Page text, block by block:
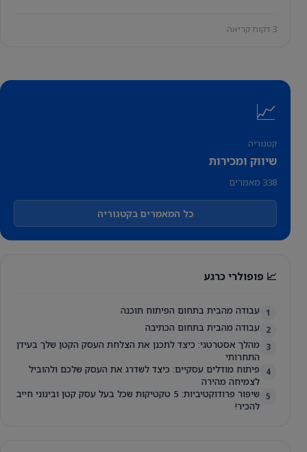
3 דקות קריאה
📈
קטגוריה
שיווק ומכירות
338 מאמרים
כל המאמרים בקטגוריה
📈 פופולרי כרגע
1 עבודה מהבית בתחום הפיתוח תוכנה
2 עבודה מהבית בתחום הכתיבה
3
מהלך אסטרטגי: כיצד לתכנן את הצלחת העסק הקטן שלך בעידן
התחרותי
4
פיתוח מודלים עסקיים: כיצד לשדרג את העסק שלכם ולהוביל
לצמיחה מהירה
5
שיפור פרודוקטיביות: 5 טקטיקות שכל בעל עסק קטן ובינוני חייב
להכיר!